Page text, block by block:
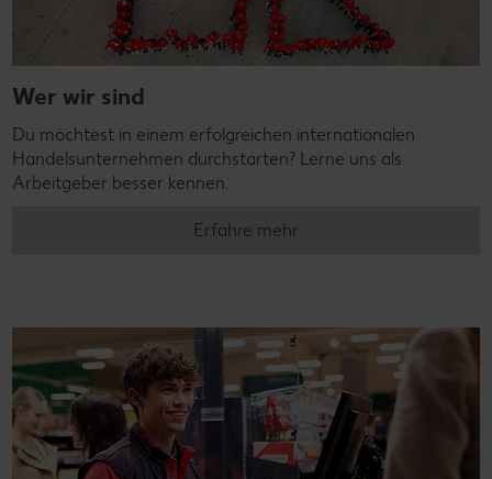
Wer wir sind
Du möchtest in einem erfolgreichen internationalen
Handelsunternehmen durchstarten? Lerne uns als
Arbeitgeber besser kennen.
Erfahre mehr